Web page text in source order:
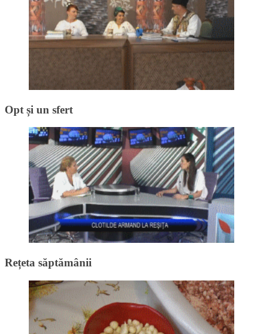
Opt și un sfert
Rețeta săptămânii